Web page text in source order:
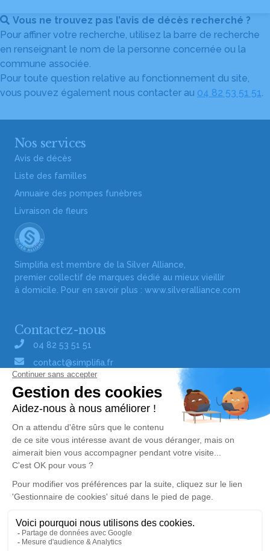
Vous ne trouvez pas l’avis de décès recherché ?
Pour affiner votre recherche, utilisez la barre de recherche
en renseignant le nom de la personne concernée ou la
commune associée.
Pour toute question relative au fonctionnement du site,
vous pouvez également nous contacter au 04 82 53 51 51.
Nos services
Avis de décès
Liste des familles
Annuaire des pompes funèbres
Livraison de fleurs
Simplifia est membre de la Silver Alliance,
premier collectif de marques dédié au mieux vieillir
à domicile. Pour en savoir plus : www.silveralliance.com
Contactez-nous
04 82 53 51 51
contact@simplifia.fr
Réseaux sociaux
Liens utiles
Publier un avis de décès
Signaler un abus/une erreur
Consultez nos offres d'emploi
Politique de traitement des données